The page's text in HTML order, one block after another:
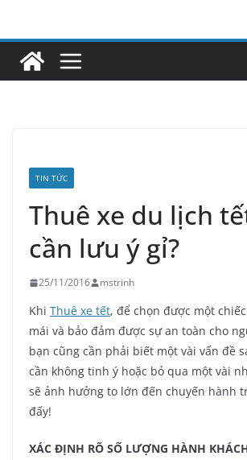
content
TIN TỨC
Thuê xe du lịch
cần lưu ý gỉ?
25/11/2016 mstrinh
Khi Thuê xe tết, để chọn được một
mái và bảo đảm được sự an toàn cho
bạn cũng cần phải biết một vài vấn đề
cần không tinh ý hoặc bỏ qua một vài
sẽ ảnh hưởng to lớn đến chuyến hành
đấy!
XÁC ĐỊNH RÕ SỐ LƯỢNG HÀNH